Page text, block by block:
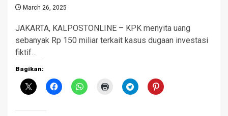
March 26, 2025
JAKARTA, KALPOSTONLINE – KPK menyita uang
sebanyak Rp 150 miliar terkait kasus dugaan investasi
fiktif…
Bagikan: